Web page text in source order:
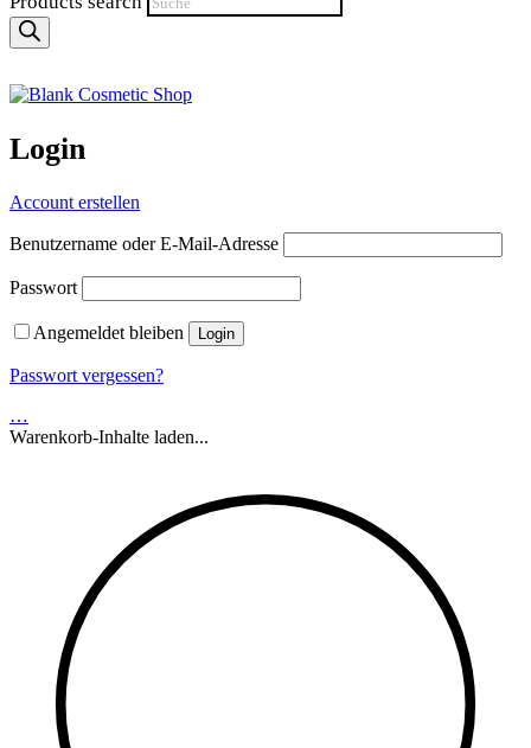
Login
Account erstellen
Benutzername oder E-Mail-Adresse
Passwort
Angemeldet bleiben
Passwort vergessen?
…
Warenkorb-Inhalte laden...